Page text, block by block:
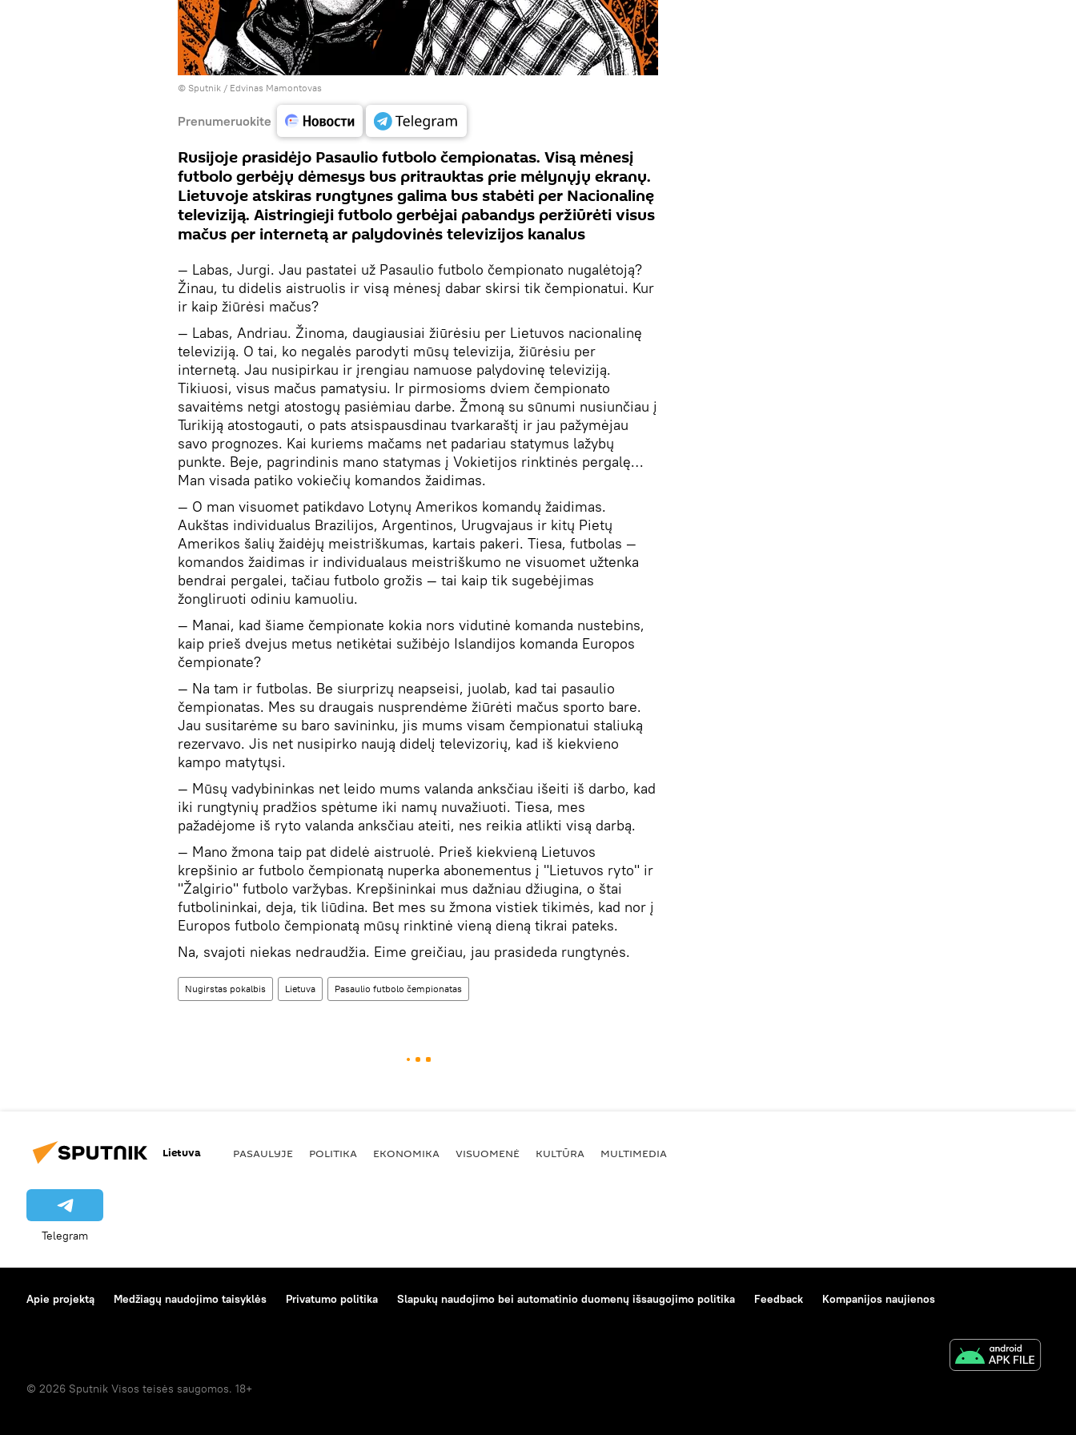
© Sputnik / Edvinas Mamontovas
Prenumeruokite
Rusijoje prasidėjo Pasaulio futbolo čempionatas. Visą mėnesį
futbolo gerbėjų dėmesys bus pritrauktas prie mėlynųjų ekranų.
Lietuvoje atskiras rungtynes galima bus stabėti per Nacionalinę
televiziją. Aistringieji futbolo gerbėjai pabandys peržiūrėti visus
mačus per internetą ar palydovinės televizijos kanalus
— Labas, Jurgi. Jau pastatei už Pasaulio futbolo čempionato nugalėtoją?
Žinau, tu didelis aistruolis ir visą mėnesį dabar skirsi tik čempionatui. Kur
ir kaip žiūrėsi mačus?
— Labas, Andriau. Žinoma, daugiausiai žiūrėsiu per Lietuvos nacionalinę
televiziją. O tai, ko negalės parodyti mūsų televizija, žiūrėsiu per
internetą. Jau nusipirkau ir įrengiau namuose palydovinę televiziją.
Tikiuosi, visus mačus pamatysiu. Ir pirmosioms dviem čempionato
savaitėms netgi atostogų pasiėmiau darbe. Žmoną su sūnumi nusiunčiau į
Turikiją atostogauti, o pats atsispausdinau tvarkaraštį ir jau pažymėjau
savo prognozes. Kai kuriems mačams net padariau statymus lažybų
punkte. Beje, pagrindinis mano statymas į Vokietijos rinktinės pergalę…
Man visada patiko vokiečių komandos žaidimas.
— O man visuomet patikdavo Lotynų Amerikos komandų žaidimas.
Aukštas individualus Brazilijos, Argentinos, Urugvajaus ir kitų Pietų
Amerikos šalių žaidėjų meistriškumas, kartais pakeri. Tiesa, futbolas —
komandos žaidimas ir individualaus meistriškumo ne visuomet užtenka
bendrai pergalei, tačiau futbolo grožis — tai kaip tik sugebėjimas
žongliruoti odiniu kamuoliu.
— Manai, kad šiame čempionate kokia nors vidutinė komanda nustebins,
kaip prieš dvejus metus netikėtai sužibėjo Islandijos komanda Europos
čempionate?
— Na tam ir futbolas. Be siurprizų neapseisi, juolab, kad tai pasaulio
čempionatas. Mes su draugais nusprendėme žiūrėti mačus sporto bare.
Jau susitarėme su baro savininku, jis mums visam čempionatui staliuką
rezervavo. Jis net nusipirko naują didelį televizorių, kad iš kiekvieno
kampo matytųsi.
— Mūsų vadybininkas net leido mums valanda anksčiau išeiti iš darbo, kad
iki rungtynių pradžios spėtume iki namų nuvažiuoti. Tiesa, mes
pažadėjome iš ryto valanda anksčiau ateiti, nes reikia atlikti visą darbą.
— Mano žmona taip pat didelė aistruolė. Prieš kiekvieną Lietuvos
krepšinio ar futbolo čempionatą nuperka abonementus į "Lietuvos ryto" ir
"Žalgirio" futbolo varžybas. Krepšininkai mus dažniau džiugina, o štai
futbolininkai, deja, tik liūdina. Bet mes su žmona vistiek tikimės, kad nor į
Europos futbolo čempionatą mūsų rinktinė vieną dieną tikrai pateks.
Na, svajoti niekas nedraudžia. Eime greičiau, jau prasideda rungtynės.
Nugirstas pokalbis Lietuva Pasaulio futbolo čempionatas
Lietuva PASAULYJE POLITIKA EKONOMIKA VISUOMENĖ KULTŪRA MULTIMEDIA
Telegram
Apie projektą Medžiagų naudojimo taisyklės Privatumo politika Slapukų naudojimo bei automatinio duomenų išsaugojimo politika Feedback Kompanijos naujienos
© 2026 Sputnik Visos teisės saugomos. 18+